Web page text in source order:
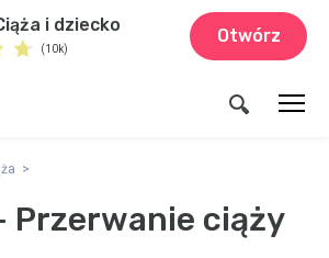
i dziecko
(10k)
Otwórz
Przerwanie ciąży